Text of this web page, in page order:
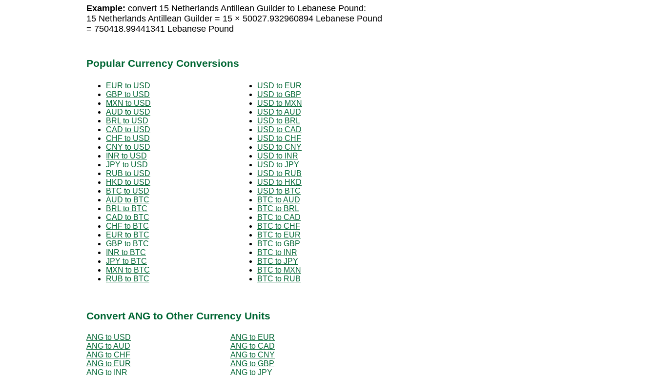
Example: convert 15 Netherlands Antillean Guilder to Lebanese Pound:
15 Netherlands Antillean Guilder = 15 × 50027.932960894 Lebanese Pound
= 750418.99441341 Lebanese Pound
Popular Currency Conversions
EUR to USD
GBP to USD
MXN to USD
AUD to USD
BRL to USD
CAD to USD
CHF to USD
CNY to USD
INR to USD
JPY to USD
RUB to USD
HKD to USD
BTC to USD
AUD to BTC
BRL to BTC
CAD to BTC
CHF to BTC
EUR to BTC
GBP to BTC
INR to BTC
JPY to BTC
MXN to BTC
RUB to BTC
USD to EUR
USD to GBP
USD to MXN
USD to AUD
USD to BRL
USD to CAD
USD to CHF
USD to CNY
USD to INR
USD to JPY
USD to RUB
USD to HKD
USD to BTC
BTC to AUD
BTC to BRL
BTC to CAD
BTC to CHF
BTC to EUR
BTC to GBP
BTC to INR
BTC to JPY
BTC to MXN
BTC to RUB
Convert ANG to Other Currency Units
ANG to USD
ANG to EUR
ANG to AUD
ANG to CAD
ANG to CHF
ANG to CNY
ANG to EUR
ANG to GBP
ANG to INR
ANG to JPY